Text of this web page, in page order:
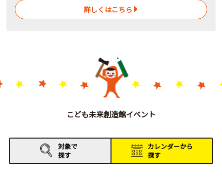
詳しくはこちら
こども未来創造館イベント
対象で
探す
カレンダーから
探す